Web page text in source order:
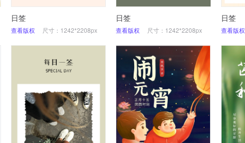
日签
查看版权 尺寸：1242*2208px
日签
查看版权 尺寸：1242*2208px
日签
查看版权